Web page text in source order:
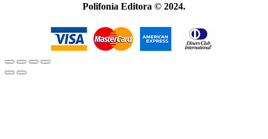
Polifonía Editora © 2024.